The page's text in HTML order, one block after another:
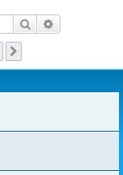
Zoek